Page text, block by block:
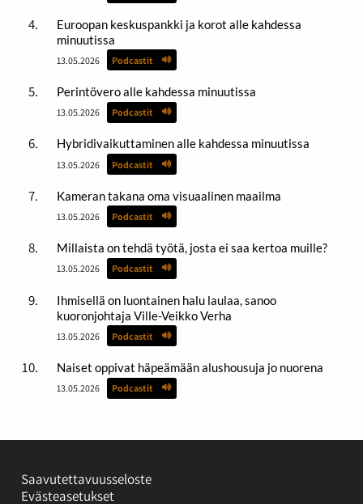
Euroopan keskuspankki ja korot alle kahdessa
minuutissa
13.05.2026 Podcastit
Perintövero alle kahdessa minuutissa
13.05.2026 Podcastit
Hybridivaikuttaminen alle kahdessa minuutissa
13.05.2026 Podcastit
Kameran takana oma visuaalinen maailma
13.05.2026 Podcastit
Millaista on tehdä työtä, josta ei saa kertoa muille?
13.05.2026 Podcastit
Ihmisellä on luontainen halu laulaa, sanoo
kuoronjohtaja Ville-Veikko Verha
13.05.2026 Podcastit
Naiset oppivat häpeämään alushousuja jo nuorena
13.05.2026 Podcastit
Saavutettavuusseloste
Evästeasetukset